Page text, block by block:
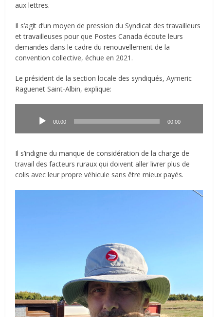
aux lettres.
Il s’agit d’un moyen de pression du Syndicat des travailleurs
et travailleuses pour que Postes Canada écoute leurs
demandes dans le cadre du renouvellement de la
convention collective, échue en 2021.
Le président de la section locale des syndiqués, Aymeric
Raguenet Saint-Albin, explique:
00:00 00:00
Il s’indigne du manque de considération de la charge de
travail des facteurs ruraux qui doivent aller livrer plus de
colis avec leur propre véhicule sans être mieux payés.